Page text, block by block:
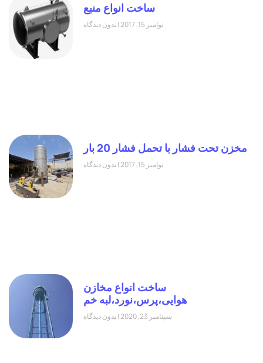
ساخت انواع منبع
نوامبر 15, 2017 بدون دیدگاه
مخزن تحت فشار با تحمل فشار 20 بار
نوامبر 15, 2017 بدون دیدگاه
ساخت انواع مخازن
هوایی،پرس،نورد،لبه خم
سپتامبر 23, 2020 بدون دیدگاه